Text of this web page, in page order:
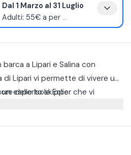
Dal 1 Marzo al 31 Luglio
Adulti: 55€ a per...
a Lipari e Salina con
Lipari vi permette di vivere una
delle Isole Eolie.
esperto skipper che vi
dei luoghi che visiterete.
cristalline acque sicule.
Salina: vi fermerete prima a